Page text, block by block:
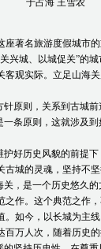
于占海 王雪农
著名旅游度假城市
兴城、以城促关”的
观实际。立足山海
原则，关系到古城
条原则，这就涉及
好历史风貌的前提
城的灵魂，坚持不
，是一个历史悠久
作。这个典范之作
如今，以长城为主
万人次，随着历史